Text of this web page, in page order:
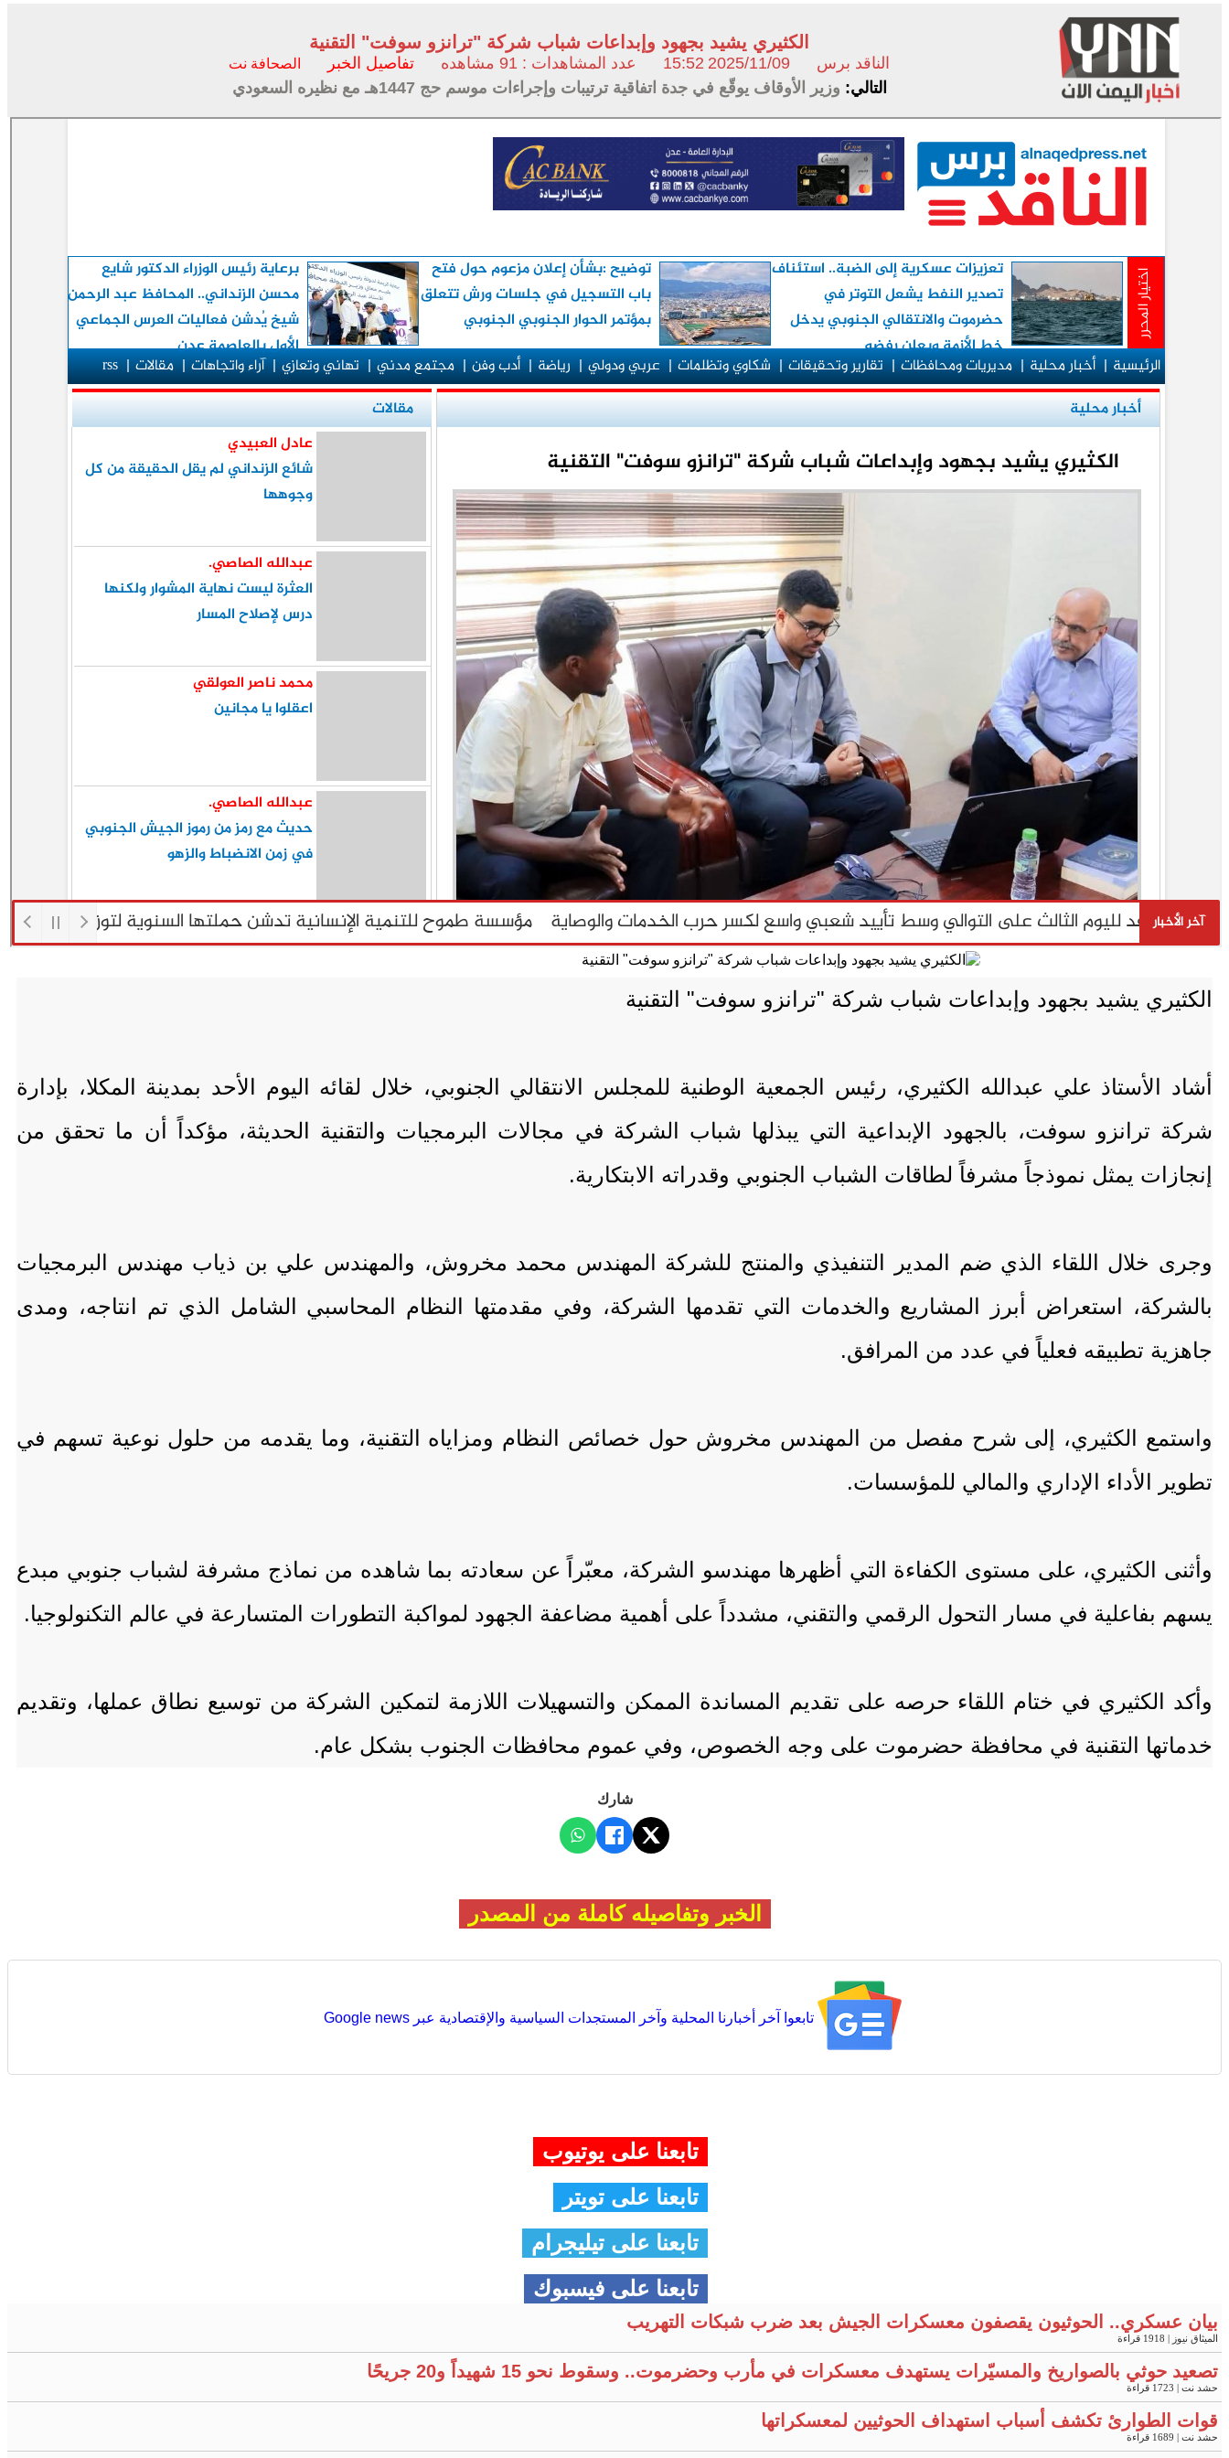
الكثيري يشيد بجهود وإبداعات شباب شركة "ترانزو سوفت" التقنية
الناقد برس 2025/11/09
15:52 عدد المشاهدات : 91 مشاهده تفاصيل الخبر الصحافة نت
التالي: وزير الأوقاف يوقّع في جدة اتفاقية ترتيبات وإجراءات موسم حج 1447هـ مع نظيره السعودي
الكثيري يشيد بجهود وإبداعات شباب شركة "ترانزو سوفت" التقنية
أشاد الأستاذ علي عبدالله الكثيري، رئيس الجمعية الوطنية للمجلس الانتقالي الجنوبي، خلال لقائه اليوم الأحد بمدينة المكلا، بإدارة
شركة ترانزو سوفت، بالجهود الإبداعية التي يبذلها شباب الشركة في مجالات البرمجيات والتقنية الحديثة، مؤكداً أن ما تحقق من
إنجازات يمثل نموذجاً مشرفاً لطاقات الشباب الجنوبي وقدراته الابتكارية.
وجرى خلال اللقاء الذي ضم المدير التنفيذي والمنتج للشركة المهندس محمد مخروش، والمهندس علي بن ذياب مهندس البرمجيات
بالشركة، استعراض أبرز المشاريع والخدمات التي تقدمها الشركة، وفي مقدمتها النظام المحاسبي الشامل الذي تم انتاجه، ومدى
جاهزية تطبيقه فعلياً في عدد من المرافق.
واستمع الكثيري، إلى شرح مفصل من المهندس مخروش حول خصائص النظام ومزاياه التقنية، وما يقدمه من حلول نوعية تسهم في
تطوير الأداء الإداري والمالي للمؤسسات.
وأثنى الكثيري، على مستوى الكفاءة التي أظهرها مهندسو الشركة، معبّراً عن سعادته بما شاهده من نماذج مشرفة لشباب جنوبي مبدع
يسهم بفاعلية في مسار التحول الرقمي والتقني، مشدداً على أهمية مضاعفة الجهود لمواكبة التطورات المتسارعة في عالم التكنولوجيا.
وأكد الكثيري في ختام اللقاء حرصه على تقديم المساندة الممكن والتسهيلات اللازمة لتمكين الشركة من توسيع نطاق عملها، وتقديم
خدماتها التقنية في محافظة حضرموت على وجه الخصوص، وفي عموم محافظات الجنوب بشكل عام.
شارك
الخبر وتفاصيله كاملة من المصدر
تابعوا آخر أخبارنا المحلية وآخر المستجدات السياسية والإقتصادية عبر Google news
تابعنا على يوتيوب
تابعنا على تويتر
تابعنا على تيليجرام
تابعنا على فيسبوك
بيان عسكري.. الحوثيون يقصفون معسكرات الجيش بعد ضرب شبكات التهريب
الميثاق نيوز | 1918 قراءة
تصعيد حوثي بالصواريخ والمسيّرات يستهدف معسكرات في مأرب وحضرموت.. وسقوط نحو 15 شهيداً و20 جريحًا
حشد نت | 1723 قراءة
قوات الطوارئ تكشف أسباب استهداف الحوثيين لمعسكراتها
حشد نت | 1689 قراءة